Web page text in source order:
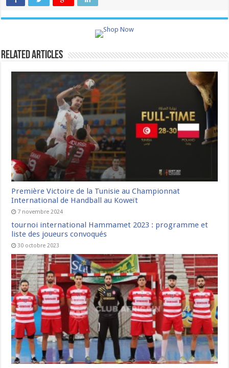
Related Articles
Première Victoire de la Tunisie au Championnat
International de Handball au Koweït
7 novembre 2024
tournoi international Hammamet 2023 : programme et
liste des joueurs convoqués
30 octobre 2023